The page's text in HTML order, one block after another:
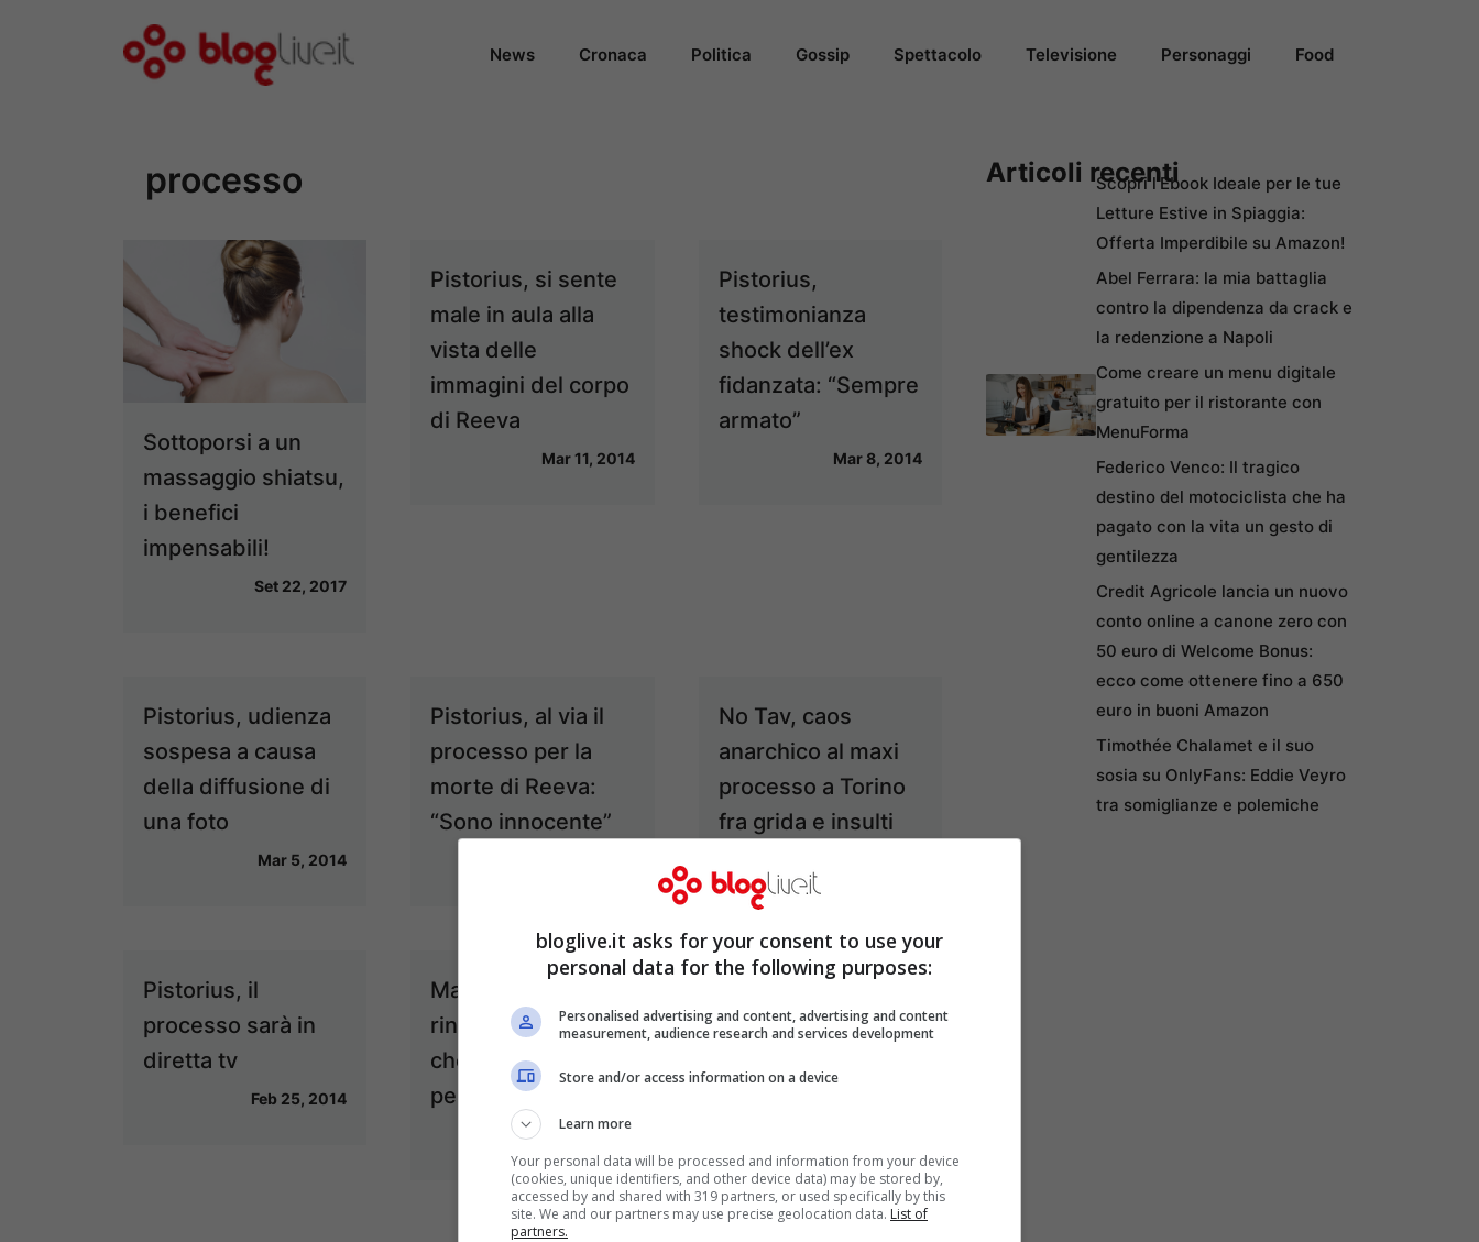
News Cronaca Politica Gossip Spettacolo Televisione Personaggi Food
processo
Sottoporsi a un
massaggio shiatsu,
i benefici
impensabili!
Set 22, 2017
Pistorius, si sente
male in aula alla
vista delle
immagini del corpo
di Reeva
Mar 11, 2014
Pistorius,
testimonianza
shock dell’ex
fidanzata: “Sempre
armato”
Mar 8, 2014
Pistorius, udienza
sospesa a causa
della diffusione di
una foto
Mar 5, 2014
Pistorius, al via il
processo per la
morte di Reeva:
“Sono innocente”
No Tav, caos
anarchico al maxi
processo a Torino
fra grida e insulti
Pistorius, il
processo sarà in
diretta tv
Feb 25, 2014
Marò, l’India
rinuncia alla legge
che prevede la
pena di morte
Feb 4, 2014
sfregiata con
Dic 10, 2013
Articoli recentiScopri l’Ebook Ideale per le tue
Letture Estive in Spiaggia:
Offerta Imperdibile su Amazon!
Abel Ferrara: la mia battaglia
contro la dipendenza da crack e
la redenzione a Napoli
Come creare un menu digitale
gratuito per il ristorante con
MenuForma
Federico Venco: Il tragico
destino del motociclista che ha
pagato con la vita un gesto di
gentilezza
Credit Agricole lancia un nuovo
conto online a canone zero con
50 euro di Welcome Bonus:
ecco come ottenere fino a 650
euro in buoni Amazon
Timothée Chalamet e il suo
sosia su OnlyFans: Eddie Veyro
tra somiglianze e polemiche
bloglive.it asks for your consent to use your
personal data for the following purposes:
Personalised advertising and content, advertising and content
measurement, audience research and services development
Store and/or access information on a device
Learn more
Your personal data will be processed and information from your device
(cookies, unique identifiers, and other device data) may be stored by,
accessed by and shared with 319 partners, or used specifically by this
site. We and our partners may use precise geolocation data. List of
partners.